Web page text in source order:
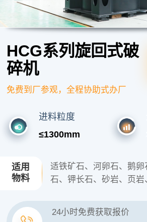
HCG系列旋回式破
碎机
免费到厂参观，全程协助式办厂
进料粒度
≤1300mm
适用
物料
适铁矿石、河卵石、鹅
石、钾长石、砂岩、页岩
24小时免费获取报价